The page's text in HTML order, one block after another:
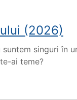
(2026)
suntem singuri în
ai teme?